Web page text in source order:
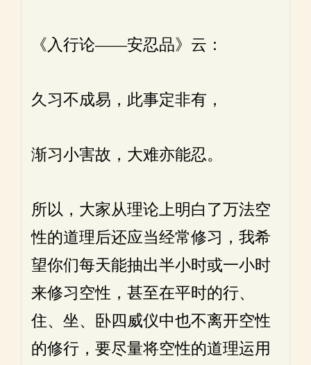
《入行论——安忍品》云：
久习不成易，此事定非有，
渐习小害故，大难亦能忍。
所以，大家从理论上明白了万法空
性的道理后还应当经常修习，我希
望你们每天能抽出半小时或一小时
来修习空性，甚至在平时的行、
住、坐、卧四威仪中也不离开空性
的修行，要尽量将空性的道理运用